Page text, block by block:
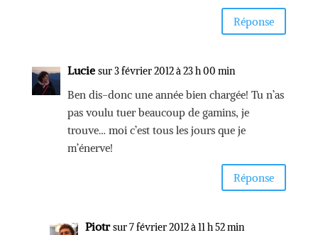
Réponse
Lucie sur 3 février 2012 à 23 h 00 min
Ben dis-donc une année bien chargée! Tu n’as
pas voulu tuer beaucoup de gamins, je
trouve… moi c’est tous les jours que je
m’énerve!
Réponse
Piotr sur 7 février 2012 à 11 h 52 min